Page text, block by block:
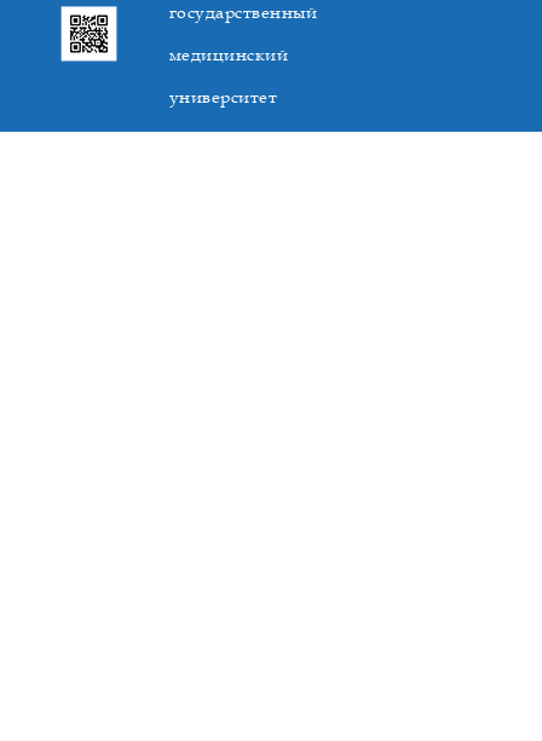
государственный
медицинский
университет